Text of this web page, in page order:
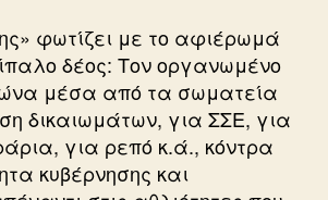
φωτίζει με το αφιέρωμά
δέος: Τον οργανωμένο
μέσα από τα σωματεία
δικαιωμάτων, για ΣΣΕ, για
για ρεπό κ.ά., κόντρα
κυβέρνησης και